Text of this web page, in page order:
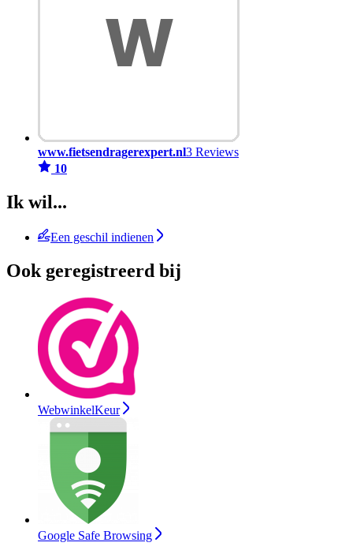
www.fietsendragerexpert.nl3 Reviews
10
Ik wil...
Een geschil indienen
Ook geregistreerd bij
WebwinkelKeur
Google Safe Browsing